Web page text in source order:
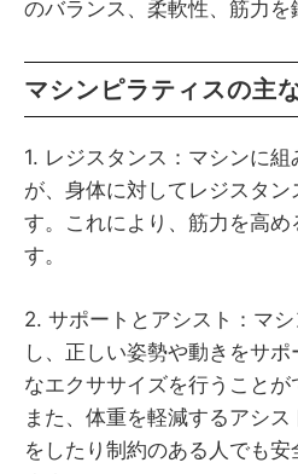
のバランス、柔軟性、筋力を
マシンピラティスの主
1. レジスタンス：マシンに
が、身体に対してレジスタン
す。これにより、筋力を高
す。
2. サポートとアシスト：マ
し、正しい姿勢や動きをサ
なエクササイズを行うことが
また、体重を軽減するアシ
をしたり制約のある人でも